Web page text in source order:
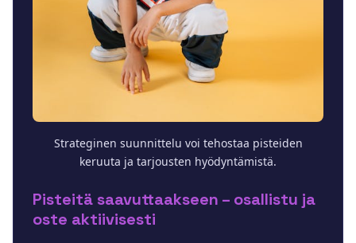
Strateginen suunnittelu voi tehostaa pisteiden
keruuta ja tarjousten hyödyntämistä.
Pisteitä saavuttaakseen – osallistu ja
oste aktiivisesti